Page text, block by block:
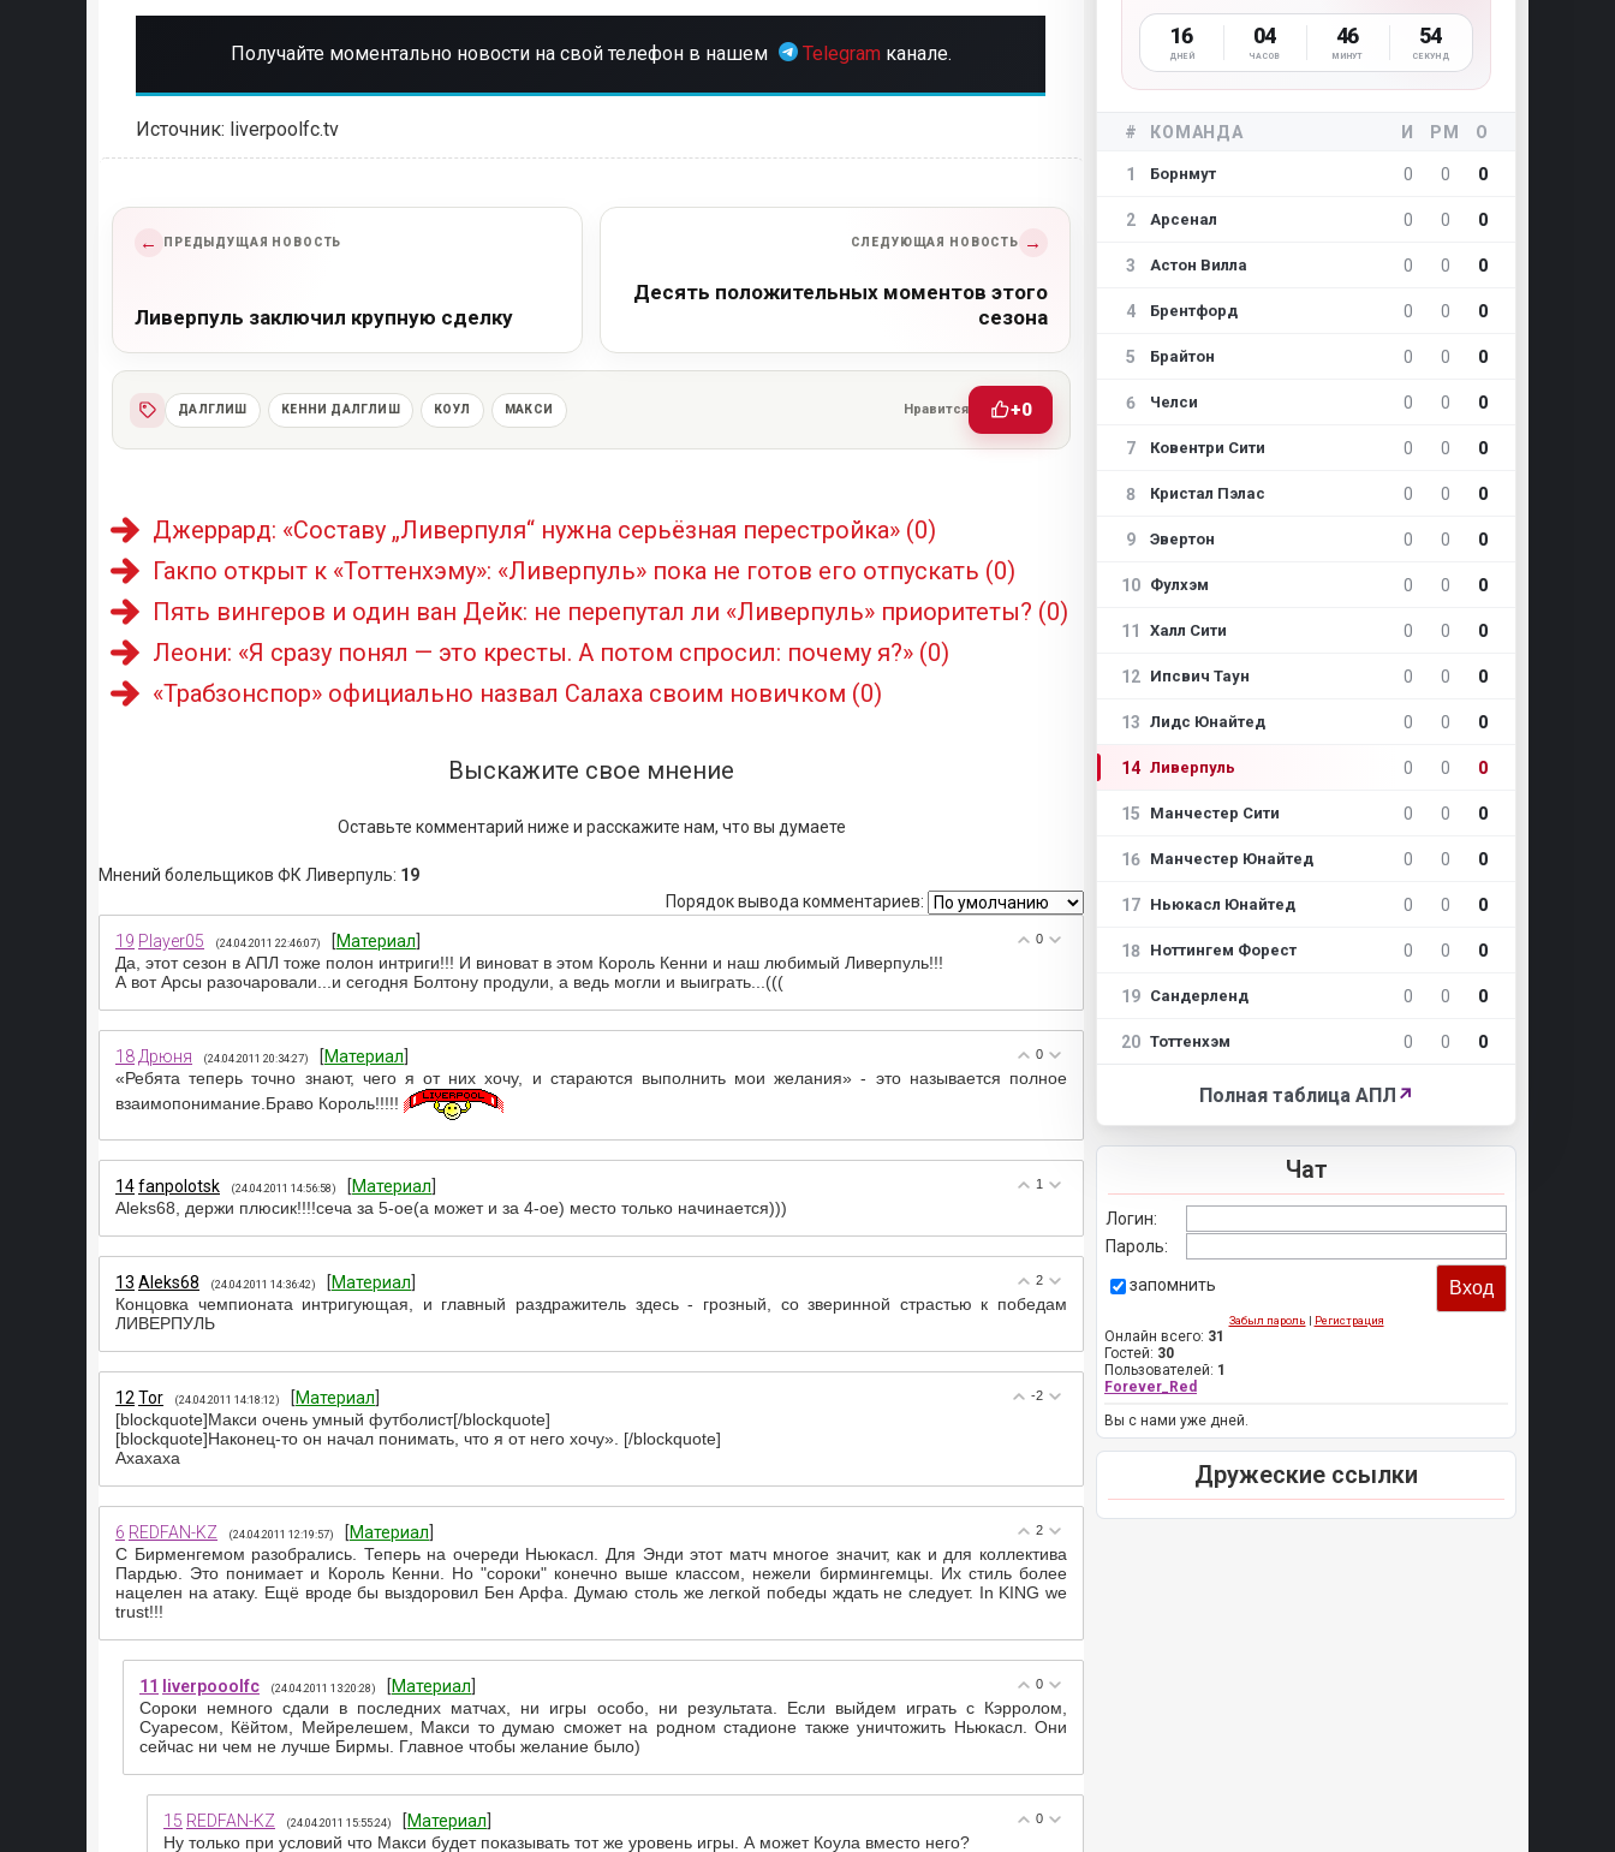
Получайте моментально новости на свой телефон в нашем Telegramканале.
Источник: liverpoolfc.tv
← ПРЕДЫДУЩАЯ НОВОСТЬ
Ливерпуль заключил крупную сделку
СЛЕДУЮЩАЯ НОВОСТЬ →
Десять положительных моментов этого
сезона
ДАЛГЛИШ КЕННИ ДАЛГЛИШ КОУЛ МАКСИ Нравится +0
Джеррард: «Составу „Ливерпуля“ нужна серьёзная перестройка» (0)
Гакпо открыт к «Тоттенхэму»: «Ливерпуль» пока не готов его отпускать (0)
Пять вингеров и один ван Дейк: не перепутал ли «Ливерпуль» приоритеты? (0)
Леони: «Я сразу понял — это кресты. А потом спросил: почему я?» (0)
«Трабзонспор» официально назвал Салаха своим новичком (0)
Выскажите свое мнение
Оставьте комментарий ниже и расскажите нам, что вы думаете
Мнений болельщиков ФК Ливерпуль: 19
Порядок вывода комментариев:
0
19 Player05 (24.04.2011 22:46:07) [Материал
Да, этот сезон в АПЛ тоже полон интриги!!! И виноват в этом Король Кенни и наш любимый Ливерпуль!!!
А вот Арсы разочаровали...и сегодня Болтону продули, а ведь могли и выиграть...(((
0
18 Дрюня (24.04.2011 20:34:27) [Материал
«Ребята теперь точно знают, чего я от них хочу, и стараются выполнить мои желания» - это называется полное
взаимопонимание.Браво Король!!!!!
1
14fanpolotsk (24.04.2011 14:56:58) [Материал
Aleks68, держи плюсик!!!!сеча за 5-ое(а может и за 4-ое) место только начинается)))
2
13 Aleks68 (24.04.2011 14:36:42) [Материал
Концовка чемпионата интригующая, и главный раздражитель здесь - грозный, со зверинной страстью к победам
ЛИВЕРПУЛЬ
-2
12 Tor (24.04.2011 14:18:12) [Материал
[blockquote]Макси очень умный футболист[/blockquote]
[blockquote]Наконец-то он начал понимать, что я от него хочу». [/blockquote]
Ахахаха
2
6 REDFAN-KZ (24.04.2011 12:19:57) [Материал
С Бирменгемом разобрались. Теперь на очереди Ньюкасл. Для Энди этот матч многое значит, как и для коллектива
Пардью. Это понимает и Король Кенни. Но "сороки" конечно выше классом, нежели бирмингемцы. Их стиль более
нацелен на атаку. Ещё вроде бы выздоровил Бен Арфа. Думаю столь же легкой победы ждать не следует. In KING we
trust!!!
0
11 liverpooolfc (24.04.2011 13:20:28) [Материал
Сороки немного сдали в последних матчах, ни игры особо, ни результата. Если выйдем играть с Кэрролом,
Суаресом, Кёйтом, Мейрелешем, Макси то думаю сможет на родном стадионе также уничтожить Ньюкасл. Они
сейчас ни чем не лучше Бирмы. Главное чтобы желание было)
0
15 REDFAN-KZ (24.04.2011 15:55:24) [Материал
Ну только при условий что Макси будет показывать тот же уровень игры. А может Коула вместо него?
16
ДНЕЙ
04
ЧАСОВ
46
МИНУТ
53
СЕКУНД
# КОМАНДА И РМ О
1 Борнмут 0 0 0
2 Арсенал 0 0 0
3 Астон Вилла 0 0 0
4 Брентфорд 0 0 0
5 Брайтон 0 0 0
6 Челси 0 0 0
7 Ковентри Сити 0 0 0
8 Кристал Пэлас 0 0 0
9 Эвертон 0 0 0
10 Фулхэм 0 0 0
11 Халл Сити 0 0 0
12 Ипсвич Таун 0 0 0
13 Лидс Юнайтед 0 0 0
14 Ливерпуль 0 0 0
15 Манчестер Сити 0 0 0
16 Манчестер Юнайтед 0 0 0
17 Ньюкасл Юнайтед 0 0 0
18 Ноттингем Форест 0 0 0
19 Сандерленд 0 0 0
20 Тоттенхэм 0 0 0
Полная таблица АПЛ ↗
Чат
Логин:
Пароль:
запомнить
Забыл пароль | Регистрация
Онлайн всего: 31
Гостей: 30
Пользователей: 1
Forever_Red
Вы с нами уже дней.
Дружеские ссылки